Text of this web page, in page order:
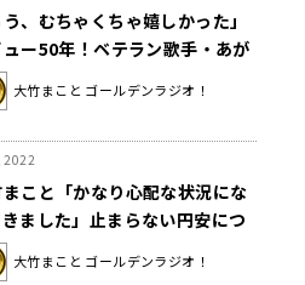
う、むちゃくちゃ嬉しかった」
ー50年！ベテラン歌手・あが
が新人時代に文化放送であっ
ソードを明かす
大竹まこと ゴールデンラジオ！
2022
こと「かなり心配な状況にな
きました」止まらない円安につ
メント
大竹まこと ゴールデンラジオ！